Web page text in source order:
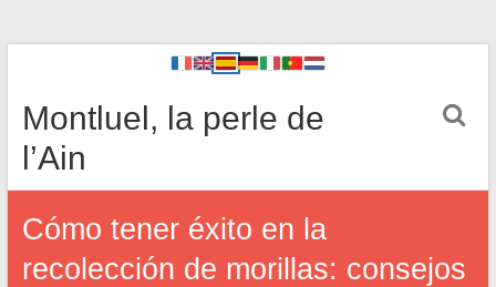
Montluel, la perle de
l’Ain
Cómo tener éxito en la
recolección de morillas: consejos